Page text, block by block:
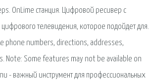
OnLime станция. Цифровой ресивер с
телевидения, которое подойдет для.
phone numbers, directions, addresses,
Note: Some features may not be available on
- важный инструмент для профессиональных